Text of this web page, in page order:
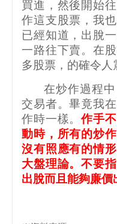
買進，然後開始
作這支股票，我
已經知道，出脫
一路往下賣。在
多股票，的確令人
在炒作過程
交易者。畢竟我
作時一樣。作手
動時，所有的炒
沒有照應有的情
大盤理論。不要
出脫而且能夠廉價